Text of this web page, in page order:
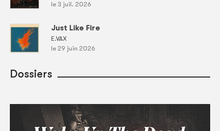
le 3 juil. 2026
Just Like Fire
E.VAX
le 29 juin 2026
Dossiers